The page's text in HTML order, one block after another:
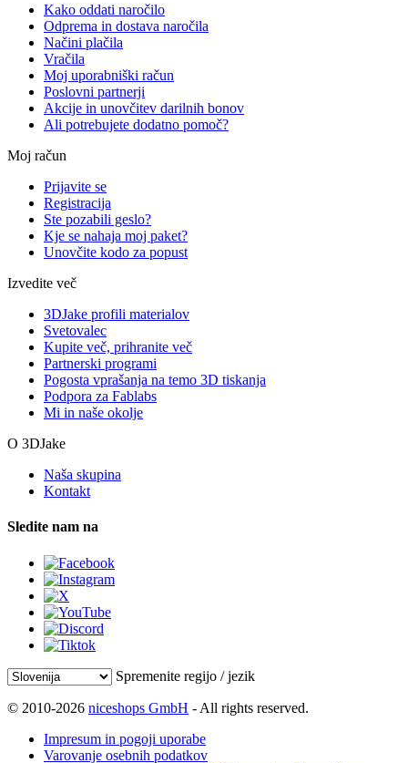
Kako oddati naročilo
Odprema in dostava naročila
Načini plačila
Vračila
Moj uporabniški račun
Poslovni partnerji
Akcije in unovčitev darilnih bonov
Ali potrebujete dodatno pomoč?
Moj račun
Prijavite se
Registracija
Ste pozabili geslo?
Kje se nahaja moj paket?
Unovčite kodo za popust
Izvedite več
3DJake profili materialov
Svetovalec
Kupite več, prihranite več
Partnerski programi
Pogosta vprašanja na temo 3D tiskanja
Podpora za Fablabs
Mi in naše okolje
O 3DJake
Naša skupina
Kontakt
Sledite nam na
Spremenite regijo / jezik
© 2010-2026 niceshops GmbH - All rights reserved.
Impresum in pogoji uporabe
Varovanje osebnih podatkov